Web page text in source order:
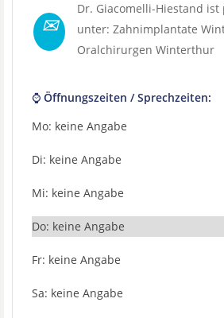
✉
Dr. Giacomelli-Hiestand ist
unter: Zahnimplantate
Oralchirurgen Winterthur
⌚ Öffnungszeiten / Sprechzeiten:
Mo: keine Angabe
Di: keine Angabe
Mi: keine Angabe
Do: keine Angabe
Fr: keine Angabe
Sa: keine Angabe